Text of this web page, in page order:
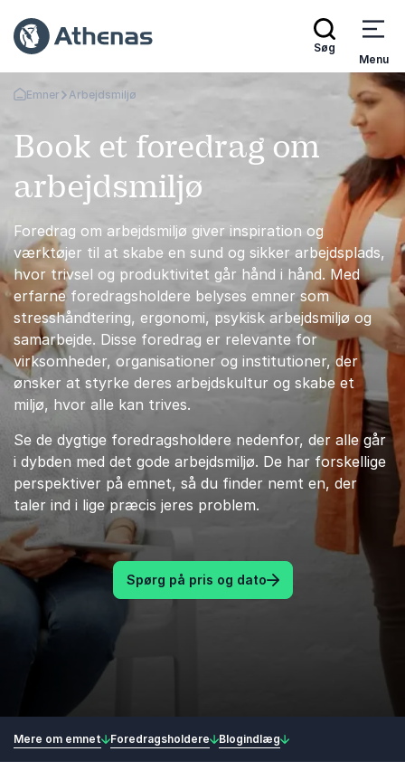
Søg
Menu
Tilbage til forsiden
Emner Arbejdsmiljø
Book et foredrag om
arbejdsmiljø
Foredrag om arbejdsmiljø giver inspiration og
værktøjer til at skabe en sund og sikker arbejdsplads,
hvor trivsel og produktivitet går hånd i hånd. Med
erfarne foredragsholdere belyses emner som
stresshåndtering, ergonomi, psykisk arbejdsmiljø og
samarbejde. Disse foredrag er relevante for
virksomheder, organisationer og institutioner, der
ønsker at styrke deres arbejdskultur og skabe et
miljø, hvor alle kan trives.
Se de dygtige foredragsholdere nedenfor, der alle går
i dybden med det gode arbejdsmiljø. De har forskellige
perspektiver på emnet, så du finder nemt en, der
taler ind i lige præcis jeres problem.
Spørg på pris og dato
Mere om emnet Foredragsholdere Blogindlæg